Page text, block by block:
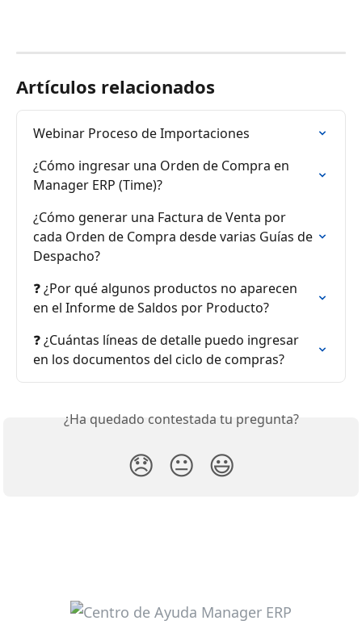
Artículos relacionados
Webinar Proceso de Importaciones
¿Cómo ingresar una Orden de Compra en
Manager ERP (Time)?
¿Cómo generar una Factura de Venta por
cada Orden de Compra desde varias Guías de
Despacho?
❓ ¿Por qué algunos productos no aparecen
en el Informe de Saldos por Producto?
❓ ¿Cuántas líneas de detalle puedo ingresar
en los documentos del ciclo de compras?
¿Ha quedado contestada tu pregunta?
😞 😐 😃